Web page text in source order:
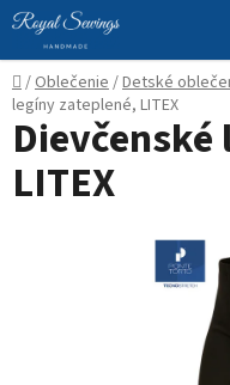
Prejsť
na
obsah
Domov
/Oblečenie/Detské
legíny zateplené, LITEX
LITEX